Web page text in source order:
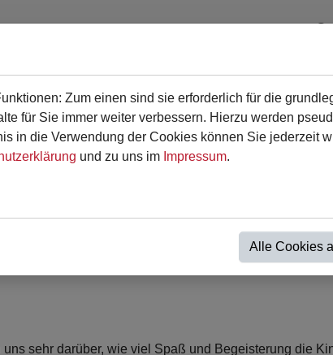
sehr darüber, wie viel Spaß und Begeisterung die
Zum einen sind sie erforderlich für die
für Sie immer weiter verbessern. Hierzu werden
in die Verwendung der Cookies können Sie jederzeit
und zu uns im Impressum.
Alle Cookies